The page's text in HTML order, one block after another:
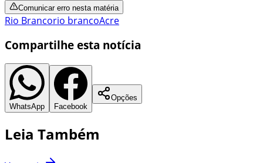
Comunicar erro nesta matéria
Rio Brancorio brancoAcre
Compartilhe esta notícia
WhatsApp Facebook
Opções
Leia Também